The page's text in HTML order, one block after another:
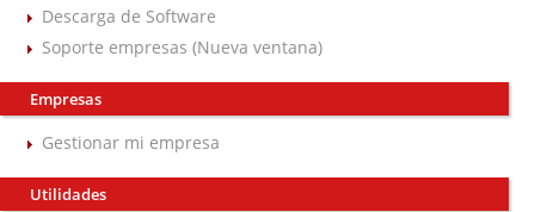
Descarga de Software
Soporte empresas (Nueva ventana)
Empresas
Gestionar mi empresa
Utilidades